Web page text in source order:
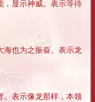
，显示神威。表示等待
海也为之振奋。表示龙
。表示像龙那样，本领